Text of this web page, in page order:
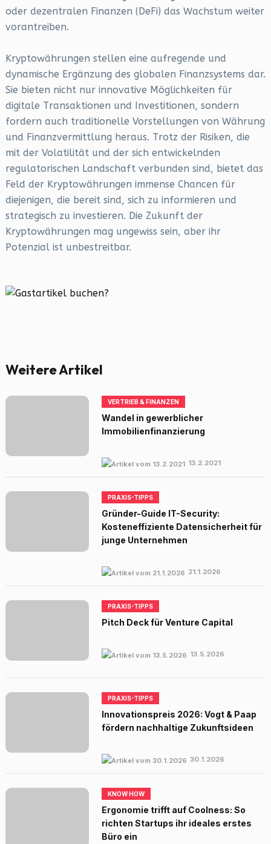
oder dezentralen Finanzen (DeFi) das Wachstum weiter
vorantreiben.
Kryptowährungen stellen eine aufregende und
dynamische Ergänzung des globalen Finanzsystems dar.
Sie bieten nicht nur innovative Möglichkeiten für
digitale Transaktionen und Investitionen, sondern
fordern auch traditionelle Vorstellungen von Währung
und Finanzvermittlung heraus. Trotz der Risiken, die
mit der Volatilität und der sich entwickelnden
regulatorischen Landschaft verbunden sind, bietet das
Feld der Kryptowährungen immense Chancen für
diejenigen, die bereit sind, sich zu informieren und
strategisch zu investieren. Die Zukunft der
Kryptowährungen mag ungewiss sein, aber ihr
Potenzial ist unbestreitbar.
Weitere Artikel
VERTRIEB & FINANZEN
Wandel in gewerblicher
Immobilienfinanzierung
13.2.2021
PRAXIS-TIPPS
Gründer-Guide IT-Security:
Kosteneffiziente Datensicherheit für
junge Unternehmen
21.1.2026
PRAXIS-TIPPS
Pitch Deck für Venture Capital
13.5.2026
PRAXIS-TIPPS
Innovationspreis 2026: Vogt & Paap
fördern nachhaltige Zukunftsideen
30.1.2026
KNOW HOW
Ergonomie trifft auf Coolness: So
richten Startups ihr ideales erstes
Büro ein